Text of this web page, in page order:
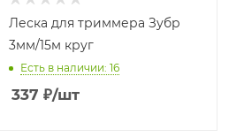
Леска для триммера Зубр
3мм/15м круг
Есть в наличии: 16
337 ₽/шт